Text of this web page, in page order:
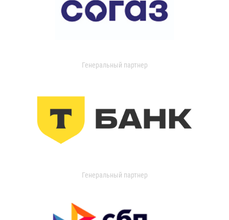
Генеральный партнер
Генеральный партнер